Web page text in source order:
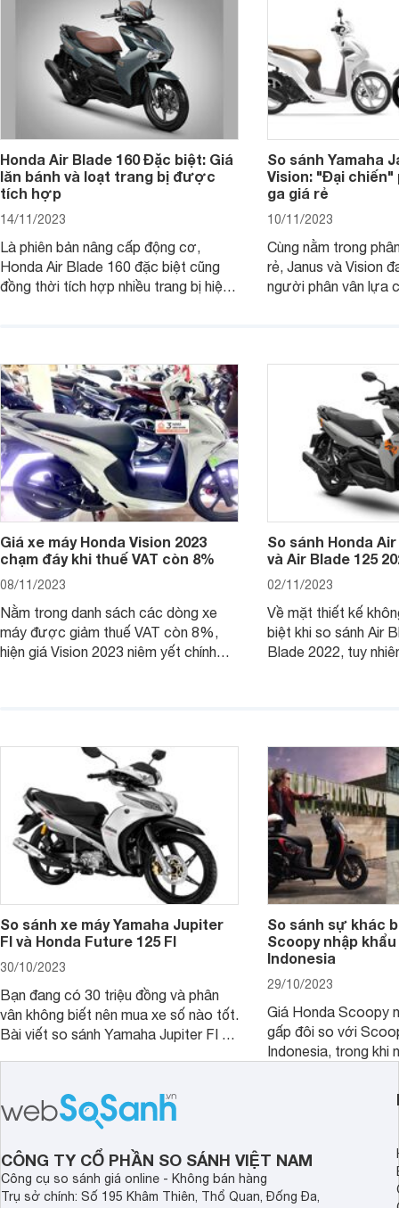
Honda Air Blade 160 Đặc biệt: Giá
lăn bánh và loạt trang bị được
tích hợp
14/11/2023
Là phiên bản nâng cấp động cơ,
Honda Air Blade 160 đặc biệt cũng
đồng thời tích hợp nhiều trang bị hiện
So sánh Yamaha
Vision: "Đại chiến"
ga giá rẻ
10/11/2023
Cùng nằm trong
rẻ, Janus và Vision
người phân vân lựa
Giá xe máy Honda Vision 2023
chạm đáy khi thuế VAT còn 8%
08/11/2023
Nằm trong danh sách các dòng xe
máy được giảm thuế VAT còn 8%,
hiện giá Vision 2023 niêm yết chính
So sánh Honda
và Air Blade 125
02/11/2023
Về mặt thiết kế
biệt khi so sánh Air
Blade 2022, tuy
So sánh xe máy Yamaha Jupiter
FI và Honda Future 125 FI
30/10/2023
Bạn đang có 30 triệu đồng và phân
vân không biết nên mua xe số nào tốt.
Bài viết so sánh Yamaha Jupiter FI và
So sánh sự khác
Scoopy nhập
Indonesia
29/10/2023
Giá Honda Scoopy
gấp đôi so với
Indonesia, trong khi
chênh lệch giá lớn
sánh Honda
CÔNG TY CỔ PHẦN SO SÁNH VIỆT NAM
Công cụ so sánh giá online - Không bán hàng
Trụ sở chính: Số 195 Khâm Thiên, Thổ Quan, Đống Đa,